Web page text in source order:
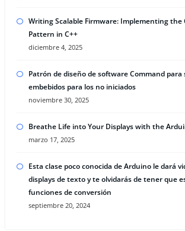
Writing Scalable Firmware: Implementing the
Pattern in C++
diciembre 4, 2025
Patrón de diseño de software Command para
embebidos para los no iniciados
noviembre 30, 2025
Breathe Life into Your Displays with the
marzo 17, 2025
Esta clase poco conocida de Arduino le dará
displays de texto y te olvidarás de tener que
funciones de conversión
septiembre 20, 2024